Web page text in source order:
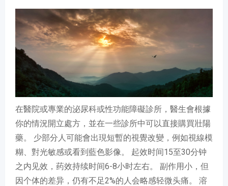
在醫院或專業的泌尿科或性功能障礙診所，醫生會根據
你的情況開立處方，並在一些診所中可以直接購買壯陽
藥。 少部分人可能會出現短暫的視覺改變，例如視線模
糊、對光敏感或看到藍色影像。 起效时间15至30分钟
之内见效，药效持续时间6-8小时左右。 副作用小，但
因个体的差异，仍有不足2%的人会略感轻微头痛。 溶